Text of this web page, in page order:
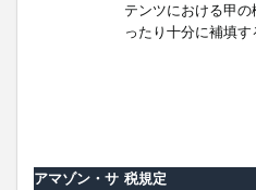
テンツにおける甲
ったり十分に補填
アマゾン・サ 税規定